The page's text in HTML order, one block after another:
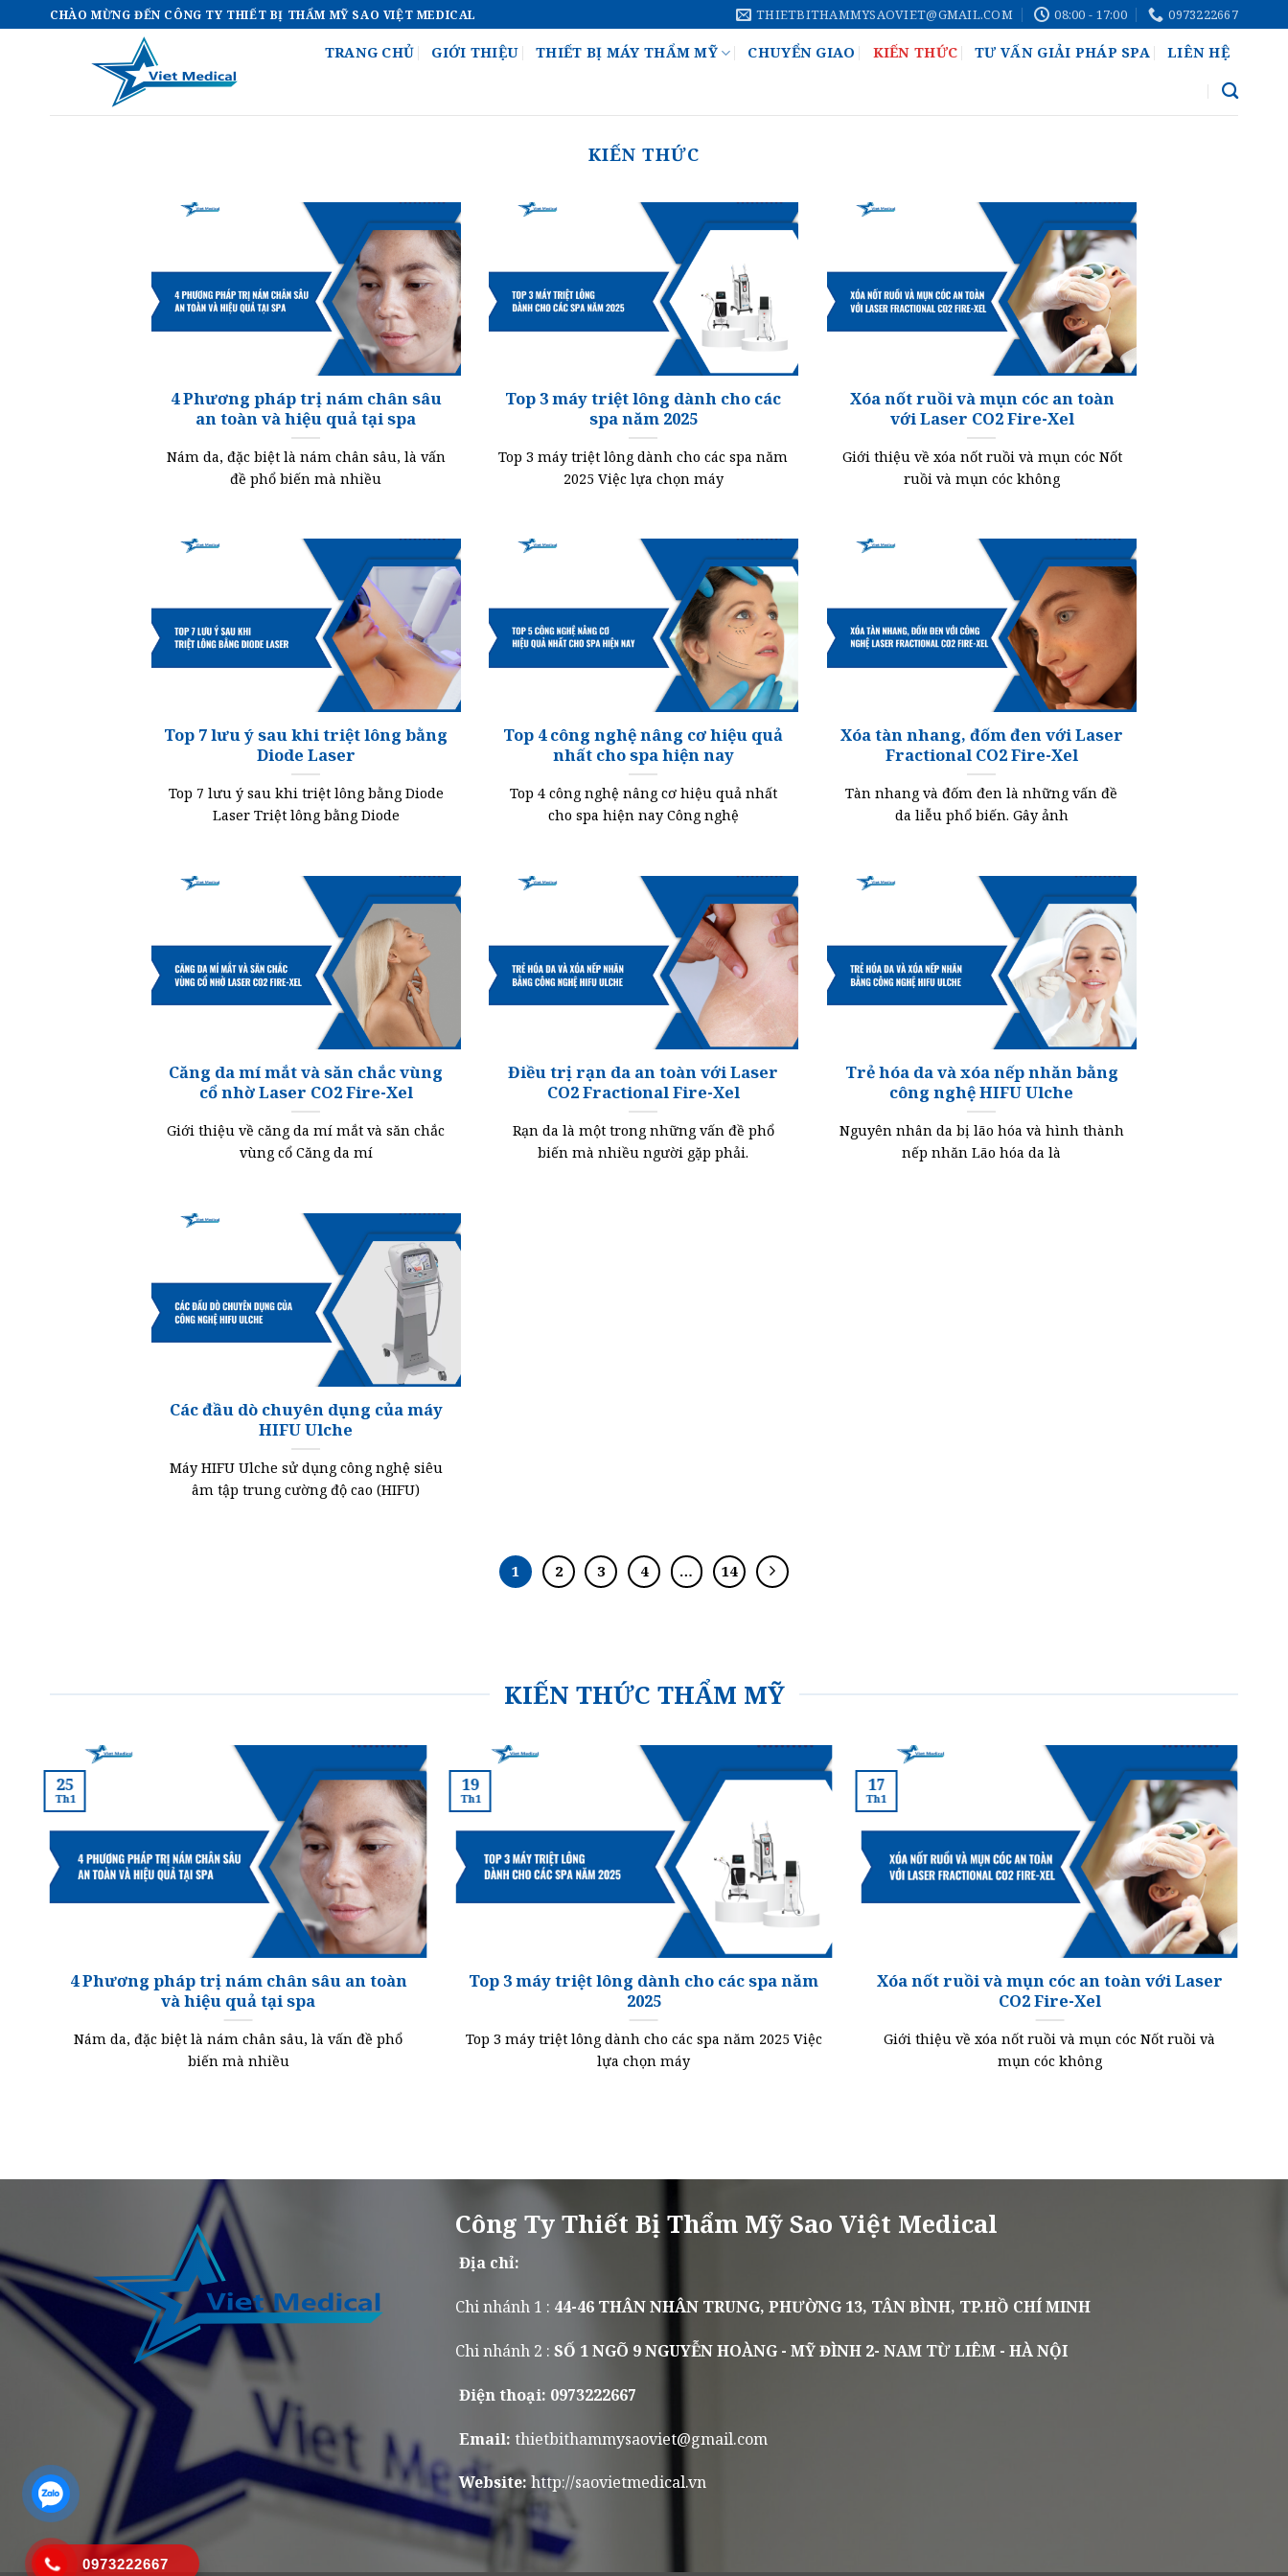
qua
CHÀO MỪNG ĐẾN CÔNG TY THIẾT BỊ THẨM MỸ SAO VIỆT MEDICAL THIETBITHAMMYSAOVIET@GMAIL.COM 08:00 - 17:00 0973222667
TRANG CHỦ GIỚI THIỆU THIẾT BỊ MÁY THẨM MỸ CHUYỂN GIAO KIẾN THỨC TƯ VẤN GIẢI PHÁP SPA LIÊN HỆ
KIẾN THỨC
4 Phương pháp trị nám chân sâu
an toàn và hiệu quả tại spa
Nám da, đặc biệt là nám chân sâu, là vấn
đề phổ biến mà nhiều
Top 3 máy triệt lông dành cho các
spa năm 2025
Top 3 máy triệt lông dành cho các spa năm
2025 Việc lựa chọn máy
Xóa nốt ruồi và mụn cóc an toàn
với Laser CO2 Fire-Xel
Giới thiệu về xóa nốt ruồi và mụn cóc Nốt
ruồi và mụn cóc không
Top 7 lưu ý sau khi triệt lông bằng
Diode Laser
Top 7 lưu ý sau khi triệt lông bằng Diode
Laser Triệt lông bằng Diode
Top 4 công nghệ nâng cơ hiệu quả
nhất cho spa hiện nay
Top 4 công nghệ nâng cơ hiệu quả nhất
cho spa hiện nay Công nghệ
Xóa tàn nhang, đốm đen với Laser
Fractional CO2 Fire-Xel
Tàn nhang và đốm đen là những vấn đề
da liễu phổ biến. Gây ảnh
Căng da mí mắt và săn chắc vùng
cổ nhờ Laser CO2 Fire-Xel
Giới thiệu về căng da mí mắt và săn chắc
vùng cổ Căng da mí
Điều trị rạn da an toàn với Laser
CO2 Fractional Fire-Xel
Rạn da là một trong những vấn đề phổ
biến mà nhiều người gặp phải.
Trẻ hóa da và xóa nếp nhăn bằng
công nghệ HIFU Ulche
Nguyên nhân da bị lão hóa và hình thành
nếp nhăn Lão hóa da là
Các đầu dò chuyên dụng của máy
HIFU Ulche
Máy HIFU Ulche sử dụng công nghệ siêu
âm tập trung cường độ cao (HIFU)
1 2 3 4 … 14
KIẾN THỨC THẨM MỸ
4 Phương pháp trị nám chân sâu an toàn
và hiệu quả tại spa
Nám da, đặc biệt là nám chân sâu, là vấn đề phổ
biến mà nhiều
25
Th1
Top 3 máy triệt lông dành cho các spa năm
2025
Top 3 máy triệt lông dành cho các spa năm 2025 Việc
lựa chọn máy
19
Th1
Xóa nốt ruồi và mụn cóc an toàn với Laser
CO2 Fire-Xel
Giới thiệu về xóa nốt ruồi và mụn cóc Nốt ruồi và
mụn cóc không
17
Th1
Công Ty Thiết Bị Thẩm Mỹ Sao Việt Medical
Địa chỉ:
Chi nhánh 1 : 44-46 THÂN NHÂN TRUNG, PHƯỜNG 13, TÂN BÌNH, TP.HỒ CHÍ MINH
Chi nhánh 2 :SỐ 1 NGÕ 9 NGUYỄN HOÀNG - MỸ ĐÌNH 2- NAM TỪ LIÊM - HÀ NỘI
Điện thoại: 0973222667
Email: thietbithammysaoviet@gmail.com
Website:http://saovietmedical.vn
0973222667